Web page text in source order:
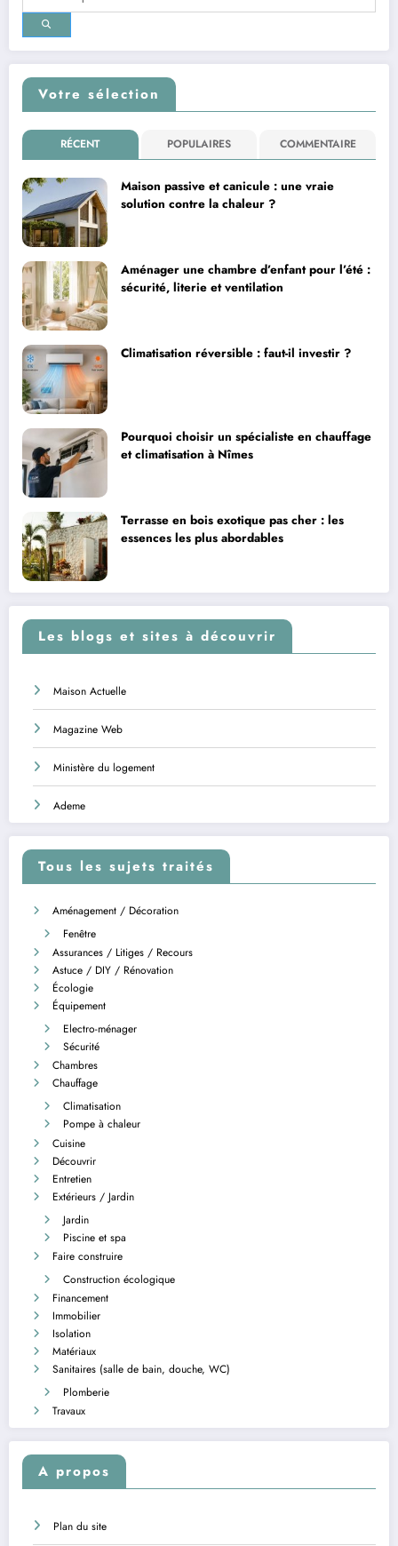
Votre sélection
RÉCENT POPULAIRES COMMENTAIRE
Maison passive et canicule : une vraie
solution contre la chaleur ?
Aménager une chambre d’enfant pour l’été :
sécurité, literie et ventilation
Climatisation réversible : faut-il investir ?
Pourquoi choisir un spécialiste en chauffage
et climatisation à Nîmes
Terrasse en bois exotique pas cher : les
essences les plus abordables
Les blogs et sites à découvrir
Maison Actuelle
Magazine Web
Ministère du logement
Ademe
Tous les sujets traités
Aménagement / Décoration
Fenêtre
Assurances / Litiges / Recours
Astuce / DIY / Rénovation
Écologie
Équipement
Electro-ménager
Sécurité
Chambres
Chauffage
Climatisation
Pompe à chaleur
Cuisine
Découvrir
Entretien
Extérieurs / Jardin
Jardin
Piscine et spa
Faire construire
Construction écologique
Financement
Immobilier
Isolation
Matériaux
Sanitaires (salle de bain, douche, WC)
Plomberie
Travaux
A propos
Plan du site